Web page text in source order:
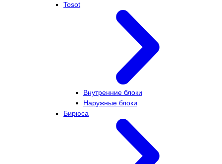
Tosot
Внутренние блоки
Наружные блоки
Бирюса